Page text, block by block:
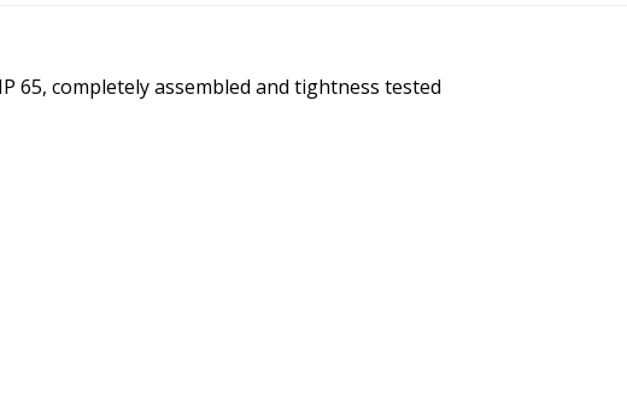
65, completely assembled and tightness tested